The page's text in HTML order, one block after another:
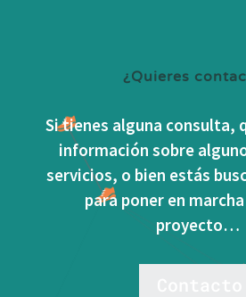
¿Quieres
Si tienes alguna consulta,
información sobre
servicios, o bien estás
para poner en
proyecto…